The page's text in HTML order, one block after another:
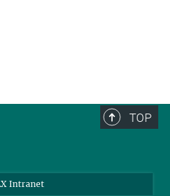
TOP
Intranet